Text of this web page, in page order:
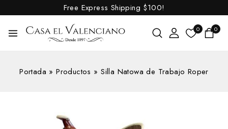
Free Express Shipping $100!
0 0
Portada »Productos »Silla Natowa de Trabajo Roper